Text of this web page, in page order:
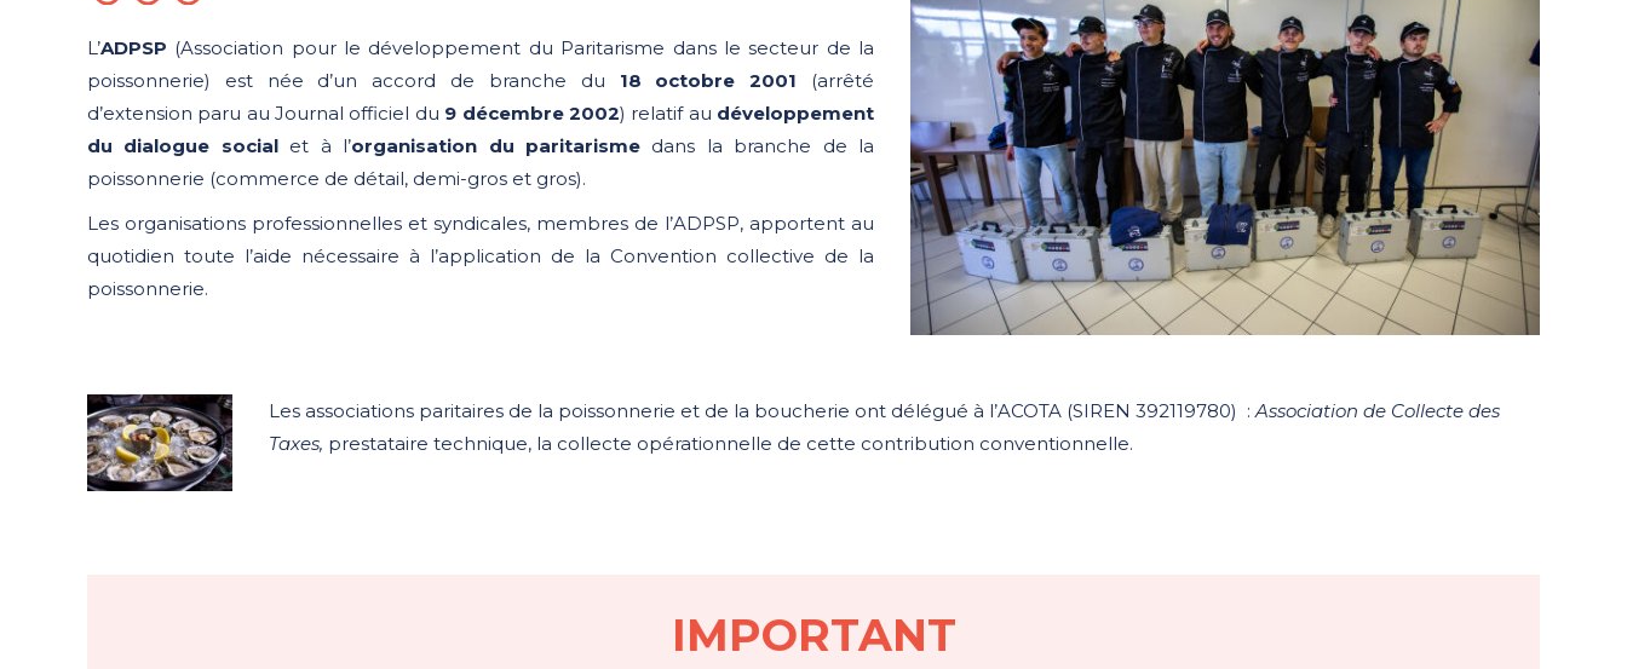
L’ADPSP (Association pour le développement du Paritarisme dans le secteur de la
poissonnerie) est née d’un accord de branche du 18 octobre 2001 (arrêté
d’extension paru au Journal officiel du 9 décembre 2002) relatif au développement
du dialogue socialet à l’organisation du paritarismedans la branche de la
poissonnerie (commerce de détail, demi-gros et gros).
Les organisations professionnelles et syndicales, membres de l’ADPSP, apportent au
quotidien toute l’aide nécessaire à l’application de la Convention collective de la
poissonnerie.
Les associations paritaires de la poissonnerie et de la boucherie ont délégué à l’ACOTA (SIREN 392119780) : Association de Collecte des
Taxes, prestataire technique, la collecte opérationnelle de cette contribution conventionnelle.
IMPORTANT